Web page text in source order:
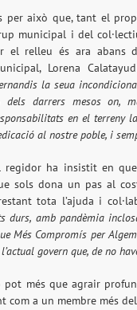
per això que, tant el
municipal i del
el relleu és ara abans
Lorena
la seua
dels darrers mesos on,
en el terreny
al nostre poble, i
regidor ha insistit en
sols dona un pas al
tota l’ajuda i
durs, amb pandèmia
Més Compromís per
govern que, de no
més que agrair
a un membre més